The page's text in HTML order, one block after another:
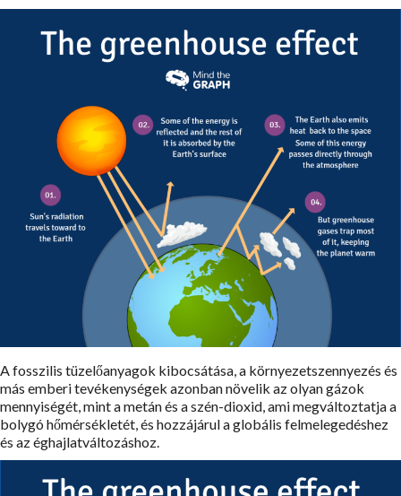
A fosszilis tüzelőanyagok kibocsátása, a környezetszennyezés és
más emberi tevékenységek azonban növelik az olyan gázok
mennyiségét, mint a metán és a szén-dioxid, ami megváltoztatja a
bolygó hőmérsékletét, és hozzájárul a globális felmelegedéshez
és az éghajlatváltozáshoz.